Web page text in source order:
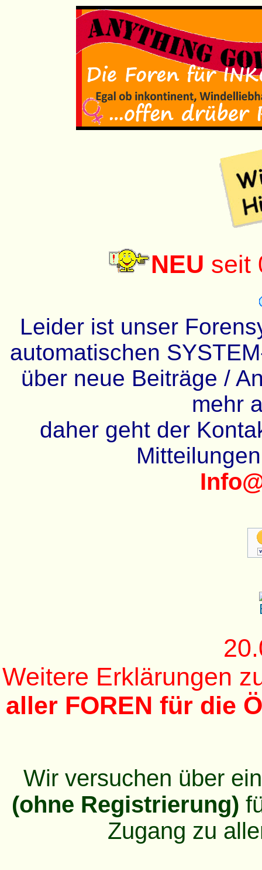
NEU seit
Leider ist unser
automatischen
über neue Beiträge /
mehr
daher geht der
Weitere Erklärungen
aller FOREN für die
Wir versuchen über
(ohne Registrierung)
Zugang zu